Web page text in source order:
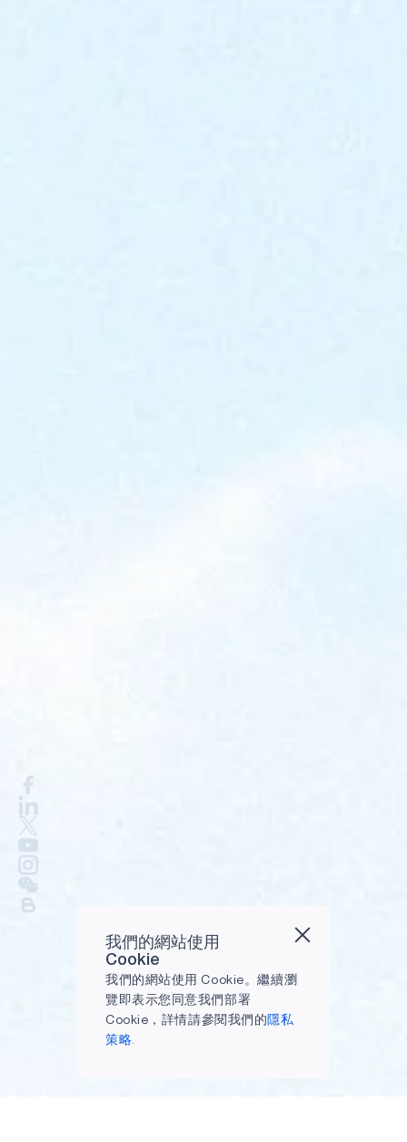
我們的網站使用
Cookie
我們的網站使用 Cookie。繼續瀏
覽即表示您同意我們部署
Cookie，詳情請參閱我們的隱私
策略.